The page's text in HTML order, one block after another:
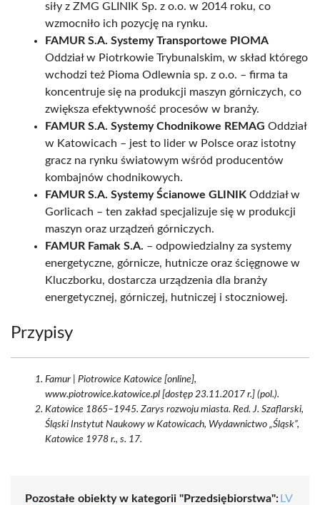
siły z ZMG GLINIK Sp. z o.o. w 2014 roku, co
wzmocniło ich pozycję na rynku.
FAMUR S.A. Systemy Transportowe PIOMA
Oddział w Piotrkowie Trybunalskim, w skład którego
wchodzi też Pioma Odlewnia sp. z o.o. – firma ta
koncentruje się na produkcji maszyn górniczych, co
zwiększa efektywność procesów w branży.
FAMUR S.A. Systemy Chodnikowe REMAG Oddział
w Katowicach – jest to lider w Polsce oraz istotny
gracz na rynku światowym wśród producentów
kombajnów chodnikowych.
FAMUR S.A. Systemy Ścianowe GLINIK Oddział w
Gorlicach – ten zakład specjalizuje się w produkcji
maszyn oraz urządzeń górniczych.
FAMUR Famak S.A. – odpowiedzialny za systemy
energetyczne, górnicze, hutnicze oraz ścięgnowe w
Kluczborku, dostarcza urządzenia dla branży
energetycznej, górniczej, hutniczej i stoczniowej.
Przypisy
Famur | Piotrowice Katowice [online],
www.piotrowice.katowice.pl [dostęp 23.11.2017 r.] (pol.).
Katowice 1865–1945. Zarys rozwoju miasta. Red. J. Szaflarski,
Śląski Instytut Naukowy w Katowicach, Wydawnictwo „Śląsk”,
Katowice 1978 r., s. 17.
Pozostałe obiekty w kategorii "Przedsiębiorstwa": LV